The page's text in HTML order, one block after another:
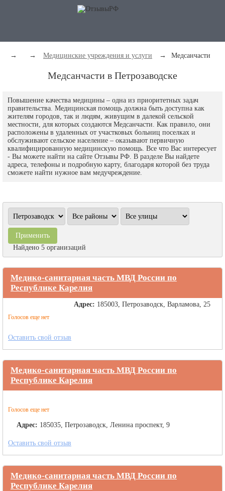
→ → Медицинские учреждения и услуги → Медсанчасти
Медсанчасти в Петрозаводске
Повышение качества медицины – одна из приоритетных задач
правительства. Медицинская помощь должна быть доступна как
жителям городов, так и людям, живущим в далекой сельской
местности, для которых создаются Медсанчасти. Как правило, они
расположены в удаленных от участковых больниц поселках и
обслуживают сельское население – оказывают первичную
квалифицированную медицинскую помощь. Все что Вас интересует
- Вы можете найти на сайте Отзывы РФ. В разделе Вы найдете
адреса, телефоны и подробную карту, благодаря которой без труда
сможете найти нужное вам медучреждение.
Найдено 5 организаций
Медико-санитарная часть МВД России по
Республике Карелия
Голосов еще нет
Адрес: 185003, Петрозаводск, Варламова, 25
Оставить свой отзыв
Медико-санитарная часть МВД России по
Республике Карелия
Голосов еще нет
Адрес: 185035, Петрозаводск, Ленина проспект, 9
Оставить свой отзыв
Медико-санитарная часть МВД России по
Республике Карелия